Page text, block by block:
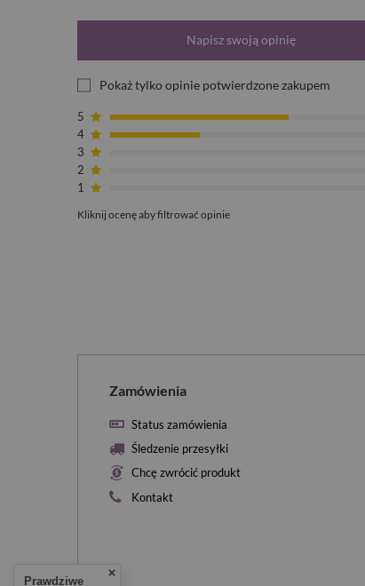
Napisz swoją opinię
Pokaż tylko opinie potwierdzone zakupem
5
4
3
2
1
Kliknij ocenę aby filtrować opinie
Zamówienia
Status zamówienia
Śledzenie przesyłki
Chcę zwrócić produkt
Kontakt
Prawdziwe